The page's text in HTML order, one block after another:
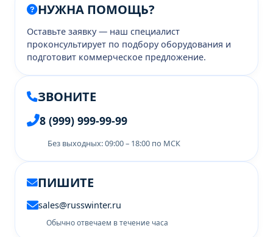
НУЖНА ПОМОЩЬ?
Оставьте заявку — наш специалист
проконсультирует по подбору оборудования и
подготовит коммерческое предложение.
ЗВОНИТЕ
8 (999) 999-99-99
Без выходных: 09:00 – 18:00 по МСК
ПИШИТЕ
sales@russwinter.ru
Обычно отвечаем в течение часа